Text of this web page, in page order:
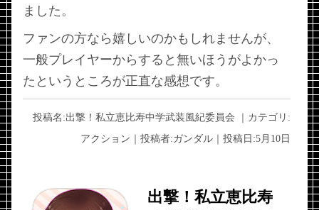
ました。
ファンの方なら嬉しいのかもしれませんが、
一般プレイヤーからすると無いほうがよかっ
たというところが正直な感想です。
投稿名:出撃！私立恵比寿中学武装風紀委員会
｜カテゴリ:
アクション ｜投稿者:ガンダル｜投稿日:5月10日
出撃！私立恵比寿